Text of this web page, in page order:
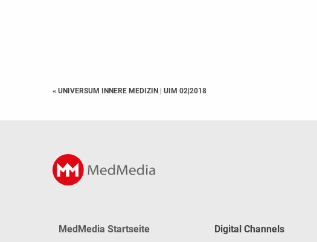
« UNIVERSUM INNERE MEDIZIN UIM 02|2018
MedMedia Startseite
Digital Channels